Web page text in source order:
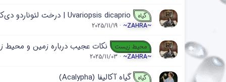
گیاه Uvariopsis dicaprio | درخت لئوناردو دی‌کاپریو
~ZAHRA~
2025/11/19
محیط زیست نکات عجیب درباره زمین و
~ZAHRA~
2025/11/03
گیاه گیاه آکالیفا (Acalypha)